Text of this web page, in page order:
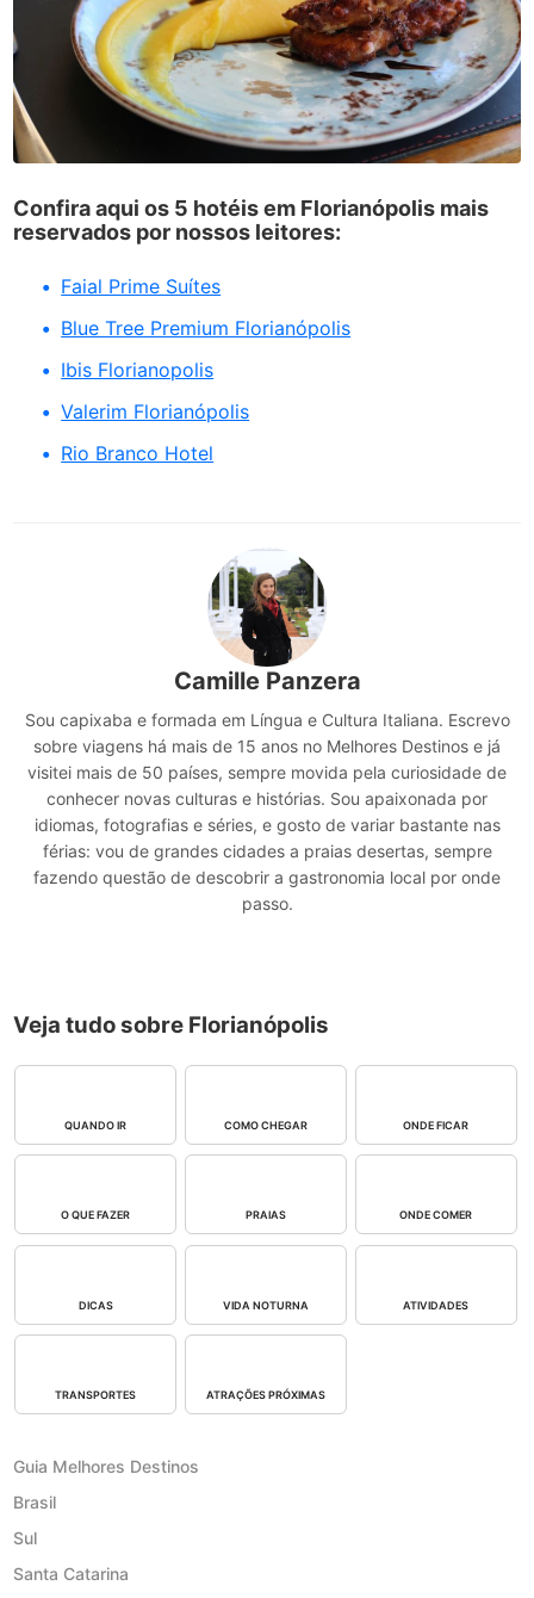
Confira aqui os 5 hotéis em Florianópolis mais
reservados por nossos leitores:
Faial Prime Suítes
Blue Tree Premium Florianópolis
Ibis Florianopolis
Valerim Florianópolis
Rio Branco Hotel
Camille Panzera
Sou capixaba e formada em Língua e Cultura Italiana. Escrevo
sobre viagens há mais de 15 anos no Melhores Destinos e já
visitei mais de 50 países, sempre movida pela curiosidade de
conhecer novas culturas e histórias. Sou apaixonada por
idiomas, fotografias e séries, e gosto de variar bastante nas
férias: vou de grandes cidades a praias desertas, sempre
fazendo questão de descobrir a gastronomia local por onde
passo.
Veja tudo sobre Florianópolis
QUANDO IR COMO CHEGAR ONDE FICAR
O QUE FAZER PRAIAS ONDE COMER
DICAS VIDA NOTURNA ATIVIDADES
TRANSPORTES ATRAÇÕES PRÓXIMAS
Guia Melhores Destinos
Brasil
Sul
Santa Catarina